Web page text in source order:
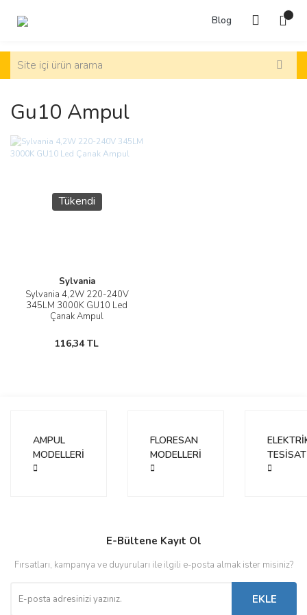
Blog
Gu10 Ampul
Tükendi
Sylvania
Sylvania 4,2W 220-240V
345LM 3000K GU10 Led
Çanak Ampul
116,34 TL
AMPUL
MODELLERİ
FLORESAN
MODELLERİ
TESİSAT
E-Bültene Kayıt Ol
Fırsatları, kampanya ve duyuruları ile ilgili e-posta almak ister misiniz?
EKLE